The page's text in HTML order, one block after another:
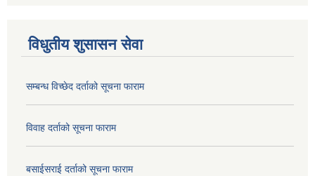
विधुतीय शुसासन सेवा
सम्बन्ध विच्छेद दर्ताको सूचना फाराम
विवाह दर्ताको सूचना फाराम
बसाईसराई दर्ताको सूचना फाराम